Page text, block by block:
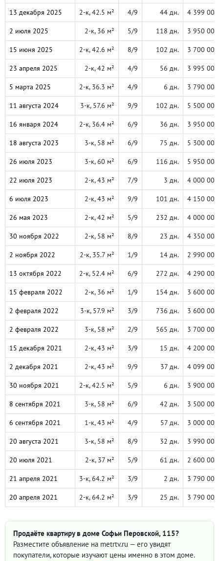
13 декабря 2025 2-к, 42.5 м² 4/9 44 дн. 4 399 000
2 июля 2025 2-к, 36 м² 5/9 118 дн. 3 950 000
15 июня 2025 2-к, 42.6 м² 8/9 102 дн. 3 700 000
23 апреля 2025 2-к, 42 м² 4/9 56 дн. 3 995 000
5 марта 2025 2-к, 36.3 м² 4/9 6 дн. 3 790 000
11 августа 2024 3-к, 57.6 м² 9/9 102 дн. 5 500 000
16 января 2024 2-к, 36.4 м² 6/9 36 дн. 3 950 000
18 августа 2023 3-к, 58 м² 6/9 75 дн. 5 300 000
26 июля 2023 3-к, 60 м² 6/9 116 дн. 5 950 000
22 июля 2023 2-к, 43 м² 7/9 3 дн. 4 000 000
6 июля 2023 2-к, 43 м² 9/9 101 дн. 4 150 000
26 мая 2023 2-к, 42 м² 5/9 232 дн. 4 000 000
30 ноября 2022 2-к, 58 м² 8/9 23 дн. 4 350 000
2 ноября 2022 2-к, 35.7 м² 1/9 14 дн. 2 990 000
13 октября 2022 2-к, 52.4 м² 6/9 272 дн. 4 290 000
15 февраля 2022 2-к, 36 м² 1/9 154 дн. 3 600 000
2 февраля 2022 3-к, 57.9 м² 3/9 736 дн. 3 600 000
2 февраля 2022 3-к, 58 м² 2/9 565 дн. 3 700 000
15 декабря 2021 2-к, 43 м² 3/9 15 дн. 4 200 000
2 декабря 2021 2-к, 43 м² 9/9 37 дн. 4 099 000
30 ноября 2021 2-к, 42.5 м² 5/9 6 дн. 3 900 000
8 сентября 2021 3-к, 58 м² 6/9 42 дн. 3 500 000
6 сентября 2021 1-к, 43 м² 4/9 57 дн. 3 000 000
20 августа 2021 3-к, 58 м² 8/9 32 дн. 3 990 000
20 июля 2021 2-к, 37 м² 5/9 61 дн. 2 600 000
21 апреля 2021 3-к, 64.2 м² 3/9 2 дн. 3 790 000
20 апреля 2021 2-к, 64.2 м² 3/9 25 дн. 3 790 000
Продаёте квартиру в доме Софьи Перовской, 115?
Разместите объявление на metrtv.ru — его увидят
покупатели, которые изучают цены именно в этом доме.